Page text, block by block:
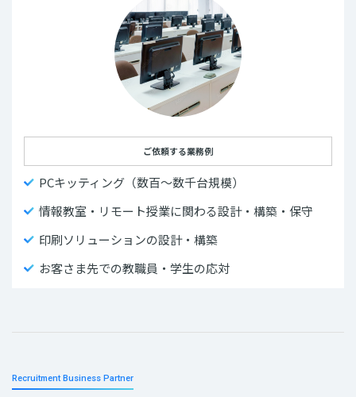
ご依頼する業務例
PCキッティング（数百～数千台規模）
情報教室・リモート授業に関わる設計・構築・保守
印刷ソリューションの設計・構築
お客さま先での教職員・学生の応対
Recruitment Business Partner